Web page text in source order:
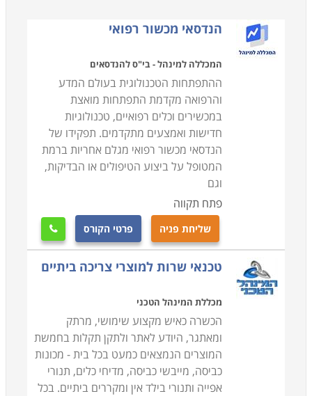
הנדסאי מכשור רפואי
המכללה למינהל - בי"ס להנדסאים
ההתפתחות הטכנולוגית בעולם המדע
והרפואה מקדמת התפתחות מואצת
במכשירים וכלים רפואיים, טכנולוגיות
חדישות ואמצעים מתקדמים. תפקידו של
הנדסאי מכשור רפואי מגלם אחריות ברמת
המטופל על ביצוע הטיפולים או הבדיקות,
וגם
פתח תקווה
שליחת פניה פרטי הקורס 
טכנאי שרות למוצרי צריכה ביתיים
מכללת המינהל הטכני
הכשרה כאיש מקצוע שימושי, מרתק
ומאתגר, היודע לאתר ולתקן תקלות בחמשת
המוצרים הנמצאים כמעט בכל בית - מכונות
כביסה, מייבשי כביסה, מדיחי כלים, תנורי
אפייה ותנורי בילד אין ומקררים ביתיים. בכל